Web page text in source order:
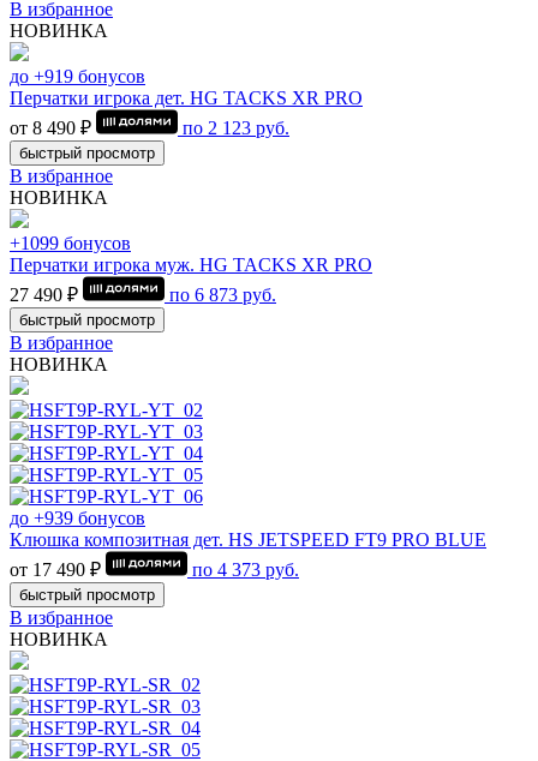
В избранное
НОВИНКА
до +919 бонусов
Перчатки игрока дет. HG TACKS XR PRO
от 8 490 ₽
по 2 123 руб.
быстрый просмотр
В избранное
НОВИНКА
+1099 бонусов
Перчатки игрока муж. HG TACKS XR PRO
27 490 ₽
по 6 873 руб.
быстрый просмотр
В избранное
НОВИНКА
до +939 бонусов
Клюшка композитная дет. HS JETSPEED FT9 PRO BLUE
от 17 490 ₽
по 4 373 руб.
быстрый просмотр
В избранное
НОВИНКА